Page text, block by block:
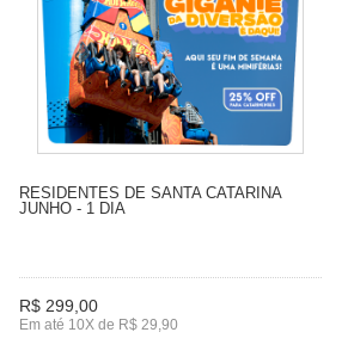
RESIDENTES DE SANTA CATARINA
JUNHO - 1 DIA
R$ 299,00
Em até 10X de R$ 29,90